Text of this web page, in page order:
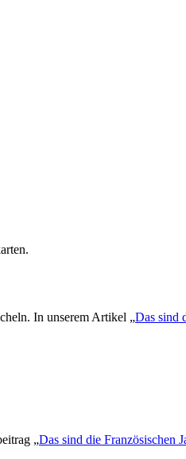
In unserem Artikel „Das sind
„Das sind die Französischen